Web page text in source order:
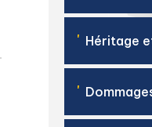
' Héritage
'